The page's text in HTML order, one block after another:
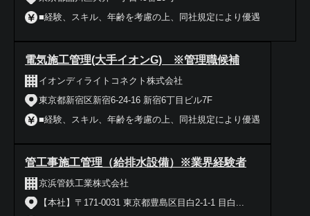
■経験、スキル、年齢を考慮の上、同社規定により優遇
電気施工管理(大手イオンG) ※管理職候補
イオンディライトコネクト株式会社
東京都新宿区新宿6-24-16 新宿6丁目ビル7F
■経験、スキル、年齢を考慮の上、同社規定により優遇
管工事施工管理（給排水設備）※業界経験者
京浜管鉄工業株式会社
【本社】〒171-0031 東京都豊島区目白2-1-1 目白...